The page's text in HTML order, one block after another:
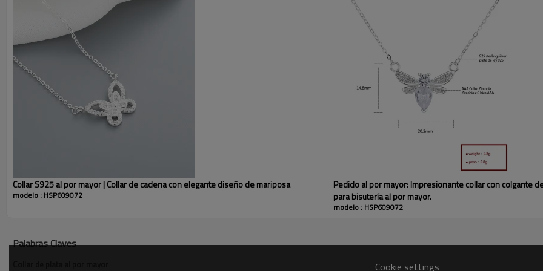
Collar de joyería de
¿Buscas un collar que combine
mujeres que aprecian el estilo
o agregue un toque refinado a
Nuestro compromiso con
-Hipoalergénico
Collar S925 al por mayor | Collar de cadena con elegante diseño de mariposa
modelo : HSP609072
Pedido al por mayor: Impresionante collar con colgante
para bisutería al por mayor.
modelo : HSP609072
Palabras Claves
Cookie settings